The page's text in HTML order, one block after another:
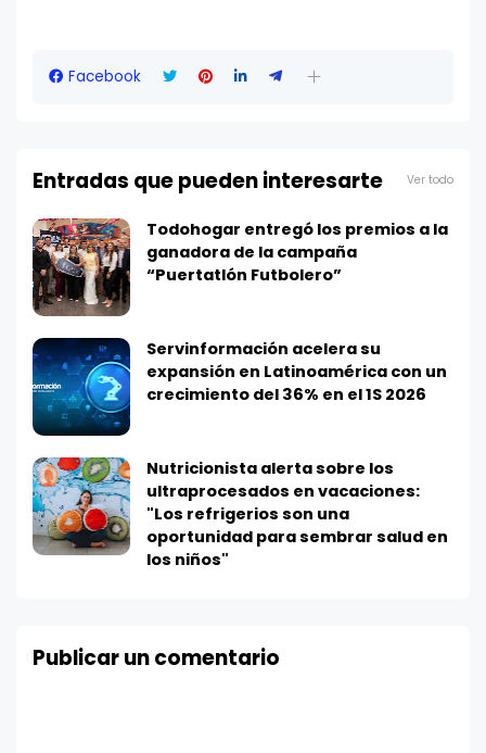
Facebook
Entradas que pueden interesarte Ver todo
Todohogar entregó los premios a la
ganadora de la campaña
“Puertatlón Futbolero”
Servinformación acelera su
expansión en Latinoamérica con un
crecimiento del 36% en el 1S 2026
Nutricionista alerta sobre los
ultraprocesados en vacaciones:
"Los refrigerios son una
oportunidad para sembrar salud en
los niños"
Publicar un comentario